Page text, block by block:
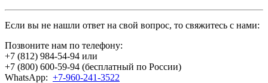
Если вы не нашли ответ на свой вопрос, то свяжитесь с нами:
Позвоните нам по телефону:
+7 (812) 984-54-94 или
+7 (800) 600-59-94 (бесплатный по России)
WhatsApp: +7-960-241-3522